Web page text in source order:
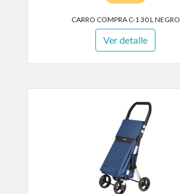
CARRO COMPRA C-1 30 L NEGRO
Ver detalle